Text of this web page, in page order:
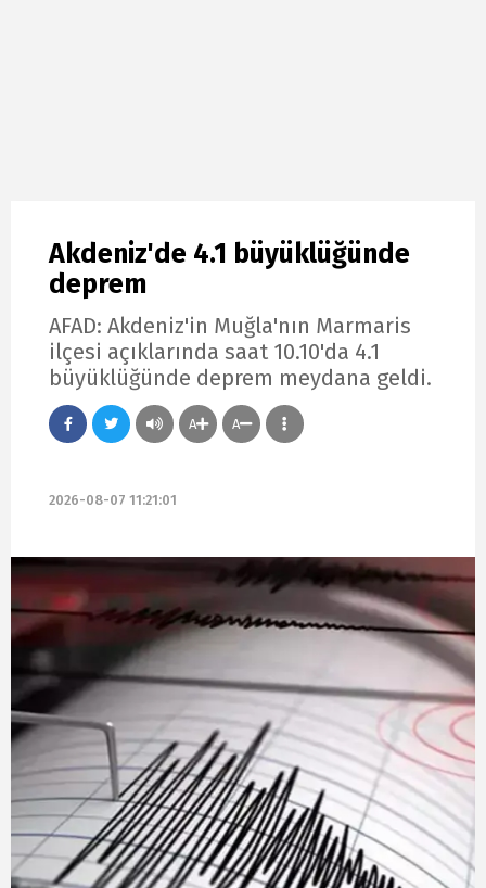
Akdeniz'de 4.1 büyüklüğünde
deprem
AFAD: Akdeniz'in Muğla'nın Marmaris
ilçesi açıklarında saat 10.10'da 4.1
büyüklüğünde deprem meydana geldi.
A A
2026-08-07 11:21:01